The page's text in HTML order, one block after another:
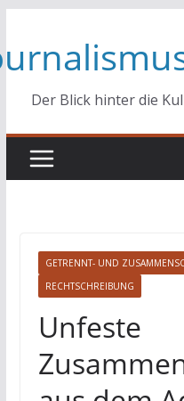
springen
Der Blick hinter die
GETRENNT- UND
RECHTSCHREIBUNG
Unfeste